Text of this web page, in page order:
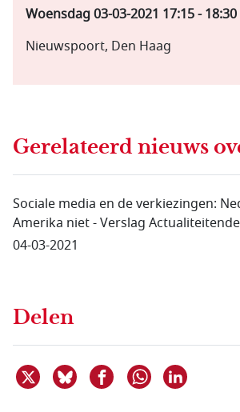
Woensdag 03-03-2021 17:15-18:30
Nieuwspoort, Den Haag
Gerelateerd nieuws
Sociale media en de verkiezingen:
Amerika niet - Verslag
04-03-2021
Delen
Deel dit item op X
Deel dit item op Bluesky
Deel dit item op
Delen via